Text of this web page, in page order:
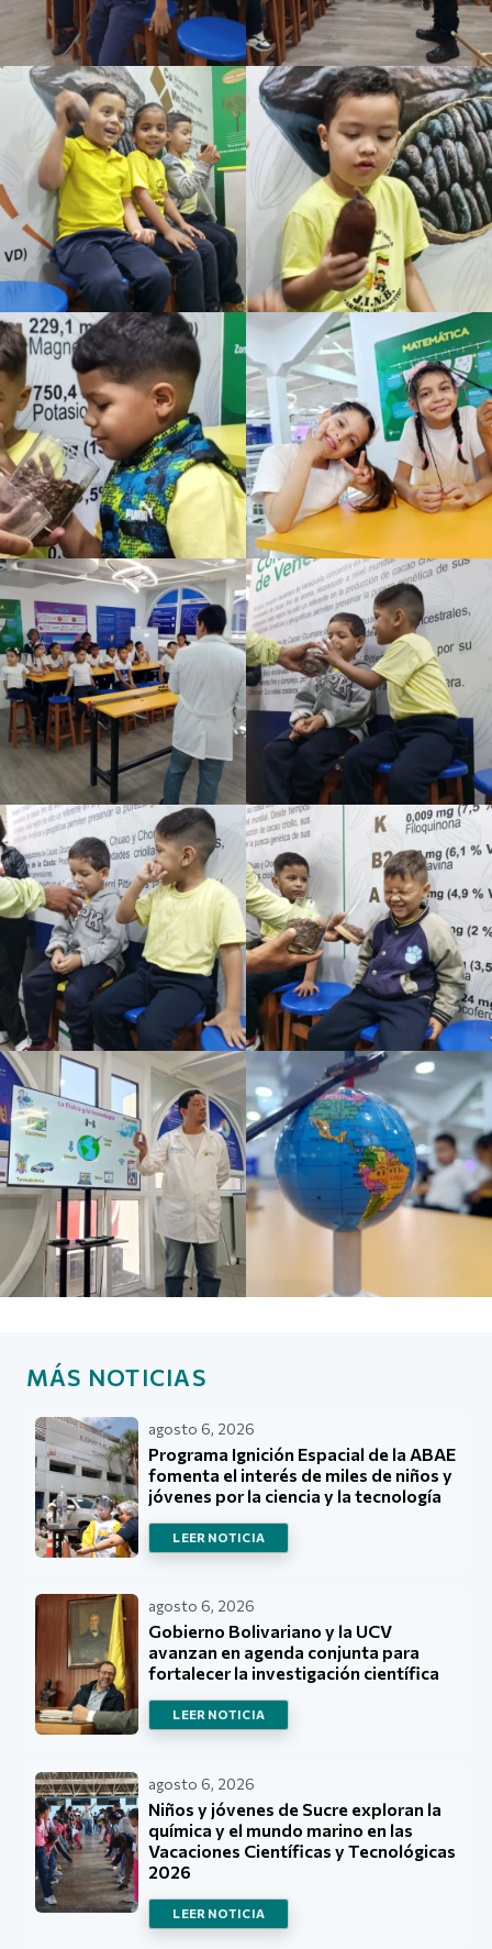
MÁS NOTICIAS
agosto 6, 2026
Programa Ignición Espacial de la ABAE
fomenta el interés de miles de niños y
jóvenes por la ciencia y la tecnología
LEER NOTICIA
agosto 6, 2026
Gobierno Bolivariano y la UCV
avanzan en agenda conjunta para
fortalecer la investigación científica
LEER NOTICIA
agosto 6, 2026
Niños y jóvenes de Sucre exploran la
química y el mundo marino en las
Vacaciones Científicas y Tecnológicas
2026
LEER NOTICIA